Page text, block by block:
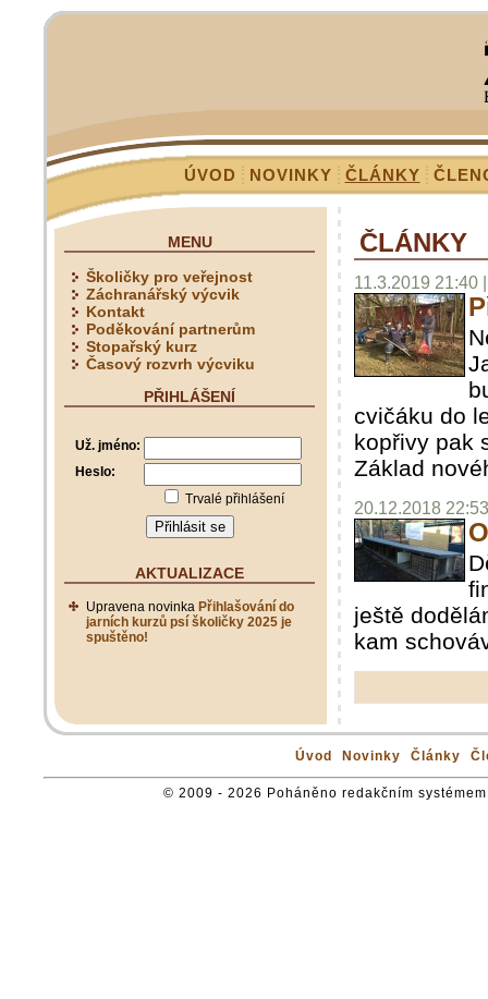
ÚVOD NOVINKY ČLÁNKY
ČLÁNKY
11.3.2019 21:40
cvičáku do
kopřivy pak
Základ
20.12.2018
ještě
kam
MENU
Školičky pro veřejnost
Záchranářský výcvik
Kontakt
Poděkování partnerům
Stopařský kurz
Časový rozvrh výcviku
PŘIHLÁŠENÍ
Už. jméno:
Heslo:
Trvalé přihlášení
AKTUALIZACE
Upravena novinka Přihlašování do
jarních kurzů psí školičky 2025 je
spuštěno!
Úvod Novinky Články
© 2009 - 2026 Poháněno redakčním